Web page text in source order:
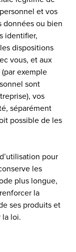
et vos
données ou bien
identifier,
dispositions
vous, et aux
exemple
sont
vos
séparément
possible de les
pour
les
plus longue,
la
ses produits et
la loi.